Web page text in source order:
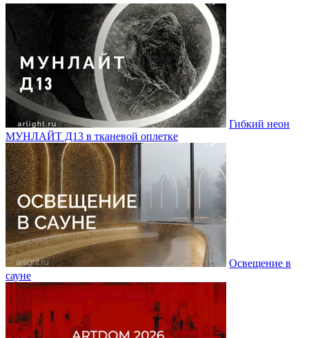
Гибкий неон
МУНЛАЙТ Д13 в тканевой оплетке
Освещение в
сауне